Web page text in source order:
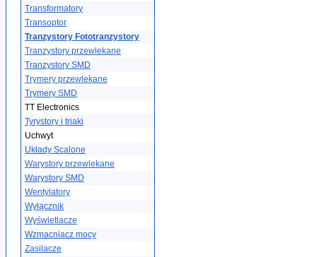
Transformatory
Transoptor
Tranzystory Fototranzystory
Tranzystory przewlekane
Tranzystory SMD
Trymery przewlekane
Trymery SMD
TT Electronics
Tyrystory i triaki
Uchwyt
Układy Scalone
Warystory przewlekane
Warystory SMD
Wentylatory
Wyłącznik
Wyświetlacze
Wzmacniacz mocy
Zasilacze